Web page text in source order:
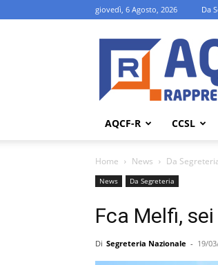
giovedì, 6 Agosto, 2026 Da
R
AQCF-R CCSL
Home News Da
News Da Segreteria
Fca Melfi,
Di Segreteria Nazionale - 19/